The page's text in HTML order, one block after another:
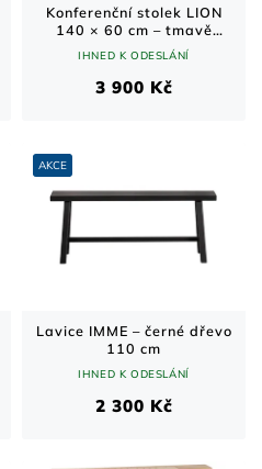
Konferenční stolek LION
140 × 60 cm – tmavě
IHNED K ODESLÁNÍ
3 900 Kč
AKCE
Lavice IMME – černé dřevo
110 cm
IHNED K ODESLÁNÍ
2 300 Kč